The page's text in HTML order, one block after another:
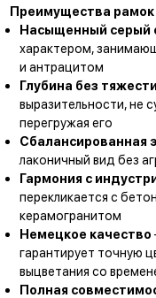
Преимущества рамок
Насыщенный серый
характером,
и антрацитом
Глубина без тяжести
выразительности, не
перегружая его
Сбалансированная
лаконичный вид без
Гармония с
перекликается с
керамогранитом
Немецкое качество
гарантирует точную
выцветания со
Полная